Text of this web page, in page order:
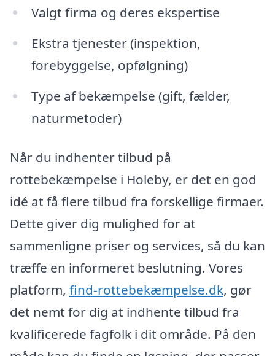
Valgt firma og deres ekspertise
Ekstra tjenester (inspektion,
forebyggelse, opfølgning)
Type af bekæmpelse (gift, fælder,
naturmetoder)
Når du indhenter tilbud på
rottebekæmpelse i Holeby, er det en god
idé at få flere tilbud fra forskellige firmaer.
Dette giver dig mulighed for at
sammenligne priser og services, så du kan
træffe en informeret beslutning. Vores
platform, find-rottebekæmpelse.dk, gør
det nemt for dig at indhente tilbud fra
kvalificerede fagfolk i dit område. På den